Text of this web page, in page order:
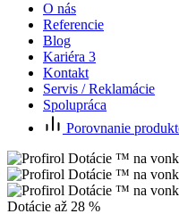
O nás
Referencie
Blog
Kariéra 3
Kontakt
Servis / Reklamácie
Spolupráca
Porovnanie
Dotácie až 28 %